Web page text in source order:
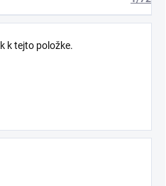
k tejto položke.